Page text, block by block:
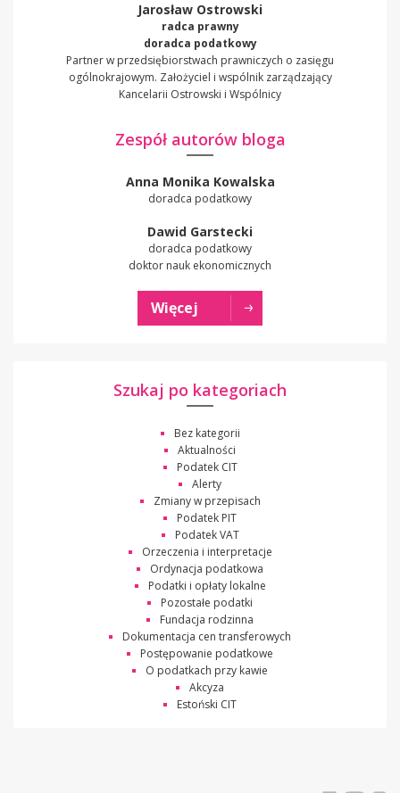
Jarosław Ostrowski
radca prawny
doradca podatkowy
Partner w przedsiębiorstwach prawniczych o zasięgu
ogólnokrajowym. Założyciel i wspólnik zarządzający
Kancelarii Ostrowski i Wspólnicy
Zespół autorów bloga
Anna Monika Kowalska
doradca podatkowy
Dawid Garstecki
doradca podatkowy
doktor nauk ekonomicznych
Więcej
Szukaj po kategoriach
Bez kategorii
Aktualności
Podatek CIT
Alerty
Zmiany w przepisach
Podatek PIT
Podatek VAT
Orzeczenia i interpretacje
Ordynacja podatkowa
Podatki i opłaty lokalne
Pozostałe podatki
Fundacja rodzinna
Dokumentacja cen transferowych
Postępowanie podatkowe
O podatkach przy kawie
Akcyza
Estoński CIT